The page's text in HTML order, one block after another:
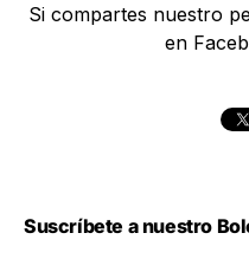
Si compartes nuestro
en
Suscríbete a nuestro